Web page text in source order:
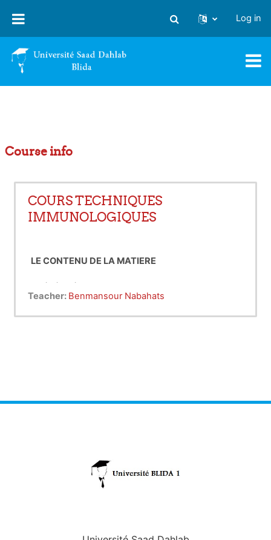
Toggle search input
Log in
Course info
COURS TECHNIQUES
IMMUNOLOGIQUES
LE CONTENU DE LA MATIERE
- généraltés sur l'immunologie
- les différntes techniques immunologiques
Teacher: Benmansour Nabahats